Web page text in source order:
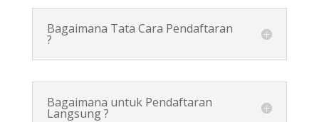
Bagaimana Tata Cara Pendaftaran
?
Bagaimana untuk Pendaftaran
Langsung ?